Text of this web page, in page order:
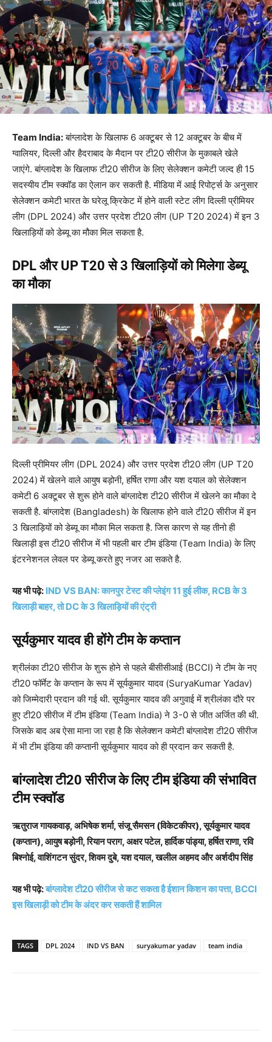
Team India:बांग्लादेश के खिलाफ 6 अक्टूबर से 12 अक्टूबर के बीच में
ग्वालियर, दिल्ली और हैदराबाद के मैदान पर टी20 सीरीज के मुकाबले खेले
जाएंगे. बांग्लादेश के खिलाफ टी20 सीरीज के लिए सेलेक्शन कमेटी जल्द ही 15
सदस्यीय टीम स्क्वॉड का ऐलान कर सकती है. मीडिया में आई रिपोर्ट्स के अनुसार
सेलेक्शन कमेटी भारत के घरेलू क्रिकेट में होने वाली स्टेट लीग दिल्ली प्रीमियर
लीग (DPL 2024) और उत्तर प्रदेश टी20 लीग (UP T20 2024) में इन 3
खिलाड़ियों को डेब्यू का मौका मिल सकता है.
DPL और UP T20 से 3 खिलाड़ियों को मिलेगा डेब्यू
का मौका
दिल्ली प्रीमियर लीग (DPL 2024) और उत्तर प्रदेश टी20 लीग (UP T20
2024) में खेलने वाले आयुष बड़ोनी, हर्षित राणा और यश दयाल को सेलेक्शन
कमेटी 6 अक्टूबर से शुरू होने वाले बांग्लादेश टी20 सीरीज में खेलने का मौका दे
सकती है. बांग्लादेश (Bangladesh) के खिलाफ होने वाले टी20 सीरीज में इन
3 खिलाड़ियों को डेब्यू का मौका मिल सकता है. जिस कारण से यह तीनो ही
खिलाड़ी इस टी20 सीरीज में भी पहली बार टीम इंडिया (Team India) के लिए
इंटरनेशनल लेवल पर डेब्यू करते हुए नजर आ सकते है.
यह भी पढ़े: IND VS BAN: कानपुर टेस्ट की प्लेइंग 11 हुई लीक, RCB के 3
खिलाड़ी बाहर, तो DC के 3 खिलाड़ियों की एंट्री
सूर्यकुमार यादव ही होंगे टीम के कप्तान
श्रीलंका टी20 सीरीज के शुरू होने से पहले बीसीसीआई (BCCI) ने टीम के नए
टी20 फॉर्मेट के कप्तान के रूप में सूर्यकुमार यादव (SuryaKumar Yadav)
को जिम्मेदारी प्रदान की गई थी. सूर्यकुमार यादव की अगुवाई में श्रीलंका दौरे पर
हुए टी20 सीरीज में टीम इंडिया (Team India) ने 3-0 से जीत अर्जित की थी.
जिसके बाद अब ऐसा माना जा रहा है कि सेलेक्शन कमेटी बांग्लादेश टी20 सीरीज
में भी टीम इंडिया की कप्तानी सूर्यकुमार यादव को ही प्रदान कर सकती है.
बांग्लादेश टी20 सीरीज के लिए टीम इंडिया की संभावित
टीम स्क्वॉड
ऋतुराज गायकवाड़, अभिषेक शर्मा, संजू सैमसन (विकेटकीपर), सूर्यकुमार यादव
(कप्तान), आयुष बड़ोनी, रियान पराग, अक्षर पटेल, हार्दिक पांड्या, हर्षित राणा, रवि
बिश्नोई, वाशिंगटन सुंदर, शिवम दुबे, यश दयाल, खलील अहमद और अर्शदीप सिंह
यह भी पढ़े:बांग्लादेश टी20 सीरीज से कट सकता है ईशान किशन का पत्ता, BCCI
इस खिलाड़ी को टीम के अंदर कर सकती हैं शामिल
TAGS DPL 2024 IND VS BAN suryakumar yadav team india